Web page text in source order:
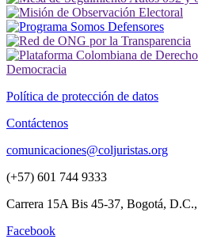
Política de protección de datos
Contáctenos
comunicaciones@coljuristas.org
(+57) 601 744 9333
Carrera 15A Bis 45-37, Bogotá,
Facebook